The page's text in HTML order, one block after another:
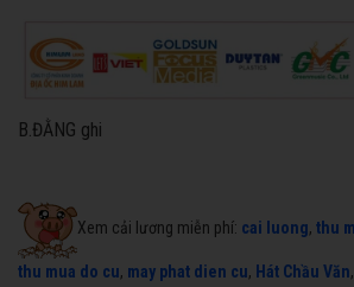
B.ĐẰNG ghi
Xem cải lương miễn phí: cai luong, thu
thu mua do cu, may phat dien cu, Hát Chầu Văn,